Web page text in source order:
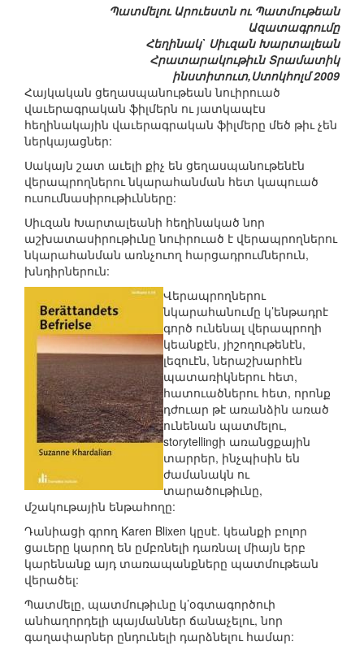
Պատմելու Արուեստն ու Պատմութեան
Ազատագրումը
Հեղինակ` Սիւզան Խարտալեան
Հրատարակութիւն Տրամատիկ
ինստիտուտ,Ստոկհոլմ 2009
Հայկական ցեղասպանութեան նուիրուած
վաւերագրական ֆիլմերն ու յատկապէս
հեղինակային վաւերագրական ֆիլմերը մեծ թիւ չեն
ներկայացներ:
Սակայն շատ աւելի քիչ են ցեղասպանութենէն
վերապրողներու նկարահանման հետ կապուած
ուսումնասիրութիւնները:
Սիւզան Խարտալեանի հեղինակած նոր
աշխատասիրութիւնը նուիրուած է վերապրողներու
նկարահանման առնչուող հարցադրումներուն,
խնդիրներուն:
Վերապրողներու
նկարահանումը կ’ենթադրէ
գործ ունենալ վերապրողի
կեանքէն, յիշողութենէն,
լեզուէն, ներաշխարհէն
պատառիկներու հետ,
հատուածներու հետ, որոնք
դժուար թէ առանձին առած
ունենան պատմելու,
storytellingի առանցքային
տարրեր, ինչպիսին են
ժամանակն ու
տարածութիւնը,
մշակութային ենթահողը:
Դանիացի գրող Karen Blixen կըսէ. կեանքի բոլոր
ցաւերը կարող են ըմբռնելի դառնալ միայն երբ
կարենանք այդ տառապանքները պատմութեան
վերածել:
Պատմելը, պատմութիւնը կ’օգտագործուի
անհաղորդելի պայմաններ ճանաչելու, նոր
գաղափարներ ընդունելի դարձնելու համար: